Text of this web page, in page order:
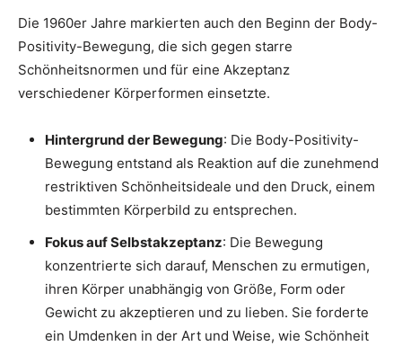
Die 1960er Jahre markierten auch den Beginn der Body-
Positivity-Bewegung, die sich gegen starre
Schönheitsnormen und für eine Akzeptanz
verschiedener Körperformen einsetzte.
Hintergrund der Bewegung: Die Body-Positivity-
Bewegung entstand als Reaktion auf die zunehmend
restriktiven Schönheitsideale und den Druck, einem
bestimmten Körperbild zu entsprechen.
Fokus auf Selbstakzeptanz: Die Bewegung
konzentrierte sich darauf, Menschen zu ermutigen,
ihren Körper unabhängig von Größe, Form oder
Gewicht zu akzeptieren und zu lieben. Sie forderte
ein Umdenken in der Art und Weise, wie Schönheit